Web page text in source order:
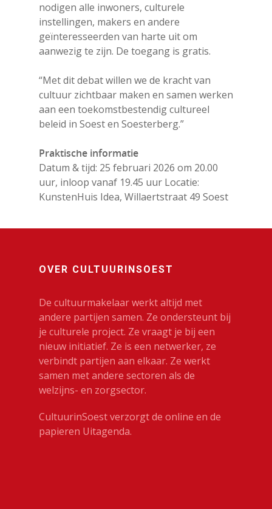
nodigen alle inwoners, culturele
instellingen, makers en andere
geïnteresseerden van harte uit om
aanwezig te zijn. De toegang is gratis.
“Met dit debat willen we de kracht van
cultuur zichtbaar maken en samen werken
aan een toekomstbestendig cultureel
beleid in Soest en Soesterberg.”
Praktische informatie
Datum & tijd: 25 februari 2026 om 20.00
uur, inloop vanaf 19.45 uur Locatie:
KunstenHuis Idea, Willaertstraat 49 Soest
OVER CULTUURINSOEST
De cultuurmakelaar werkt altijd met
andere partijen samen. Ze ondersteunt bij
je culturele project. Ze vraagt je bij een
nieuw initiatief. Ze is een netwerker, ze
verbindt partijen aan elkaar. Ze werkt
samen met andere sectoren als de
welzijns- en zorgsector.
CultuurinSoest verzorgt de online en de
papieren Uitagenda.
Agenda
Bekijk de agenda
Agenda pdf
Nieuwsbrief
en
Cultureel Café
Kies je kunst
ruimte
Kunst Natuur Welzijn
Wie zijn wij
Zien en
Beeldend
Bibliotheek
Cultureel erfgoed
Dans
Festivals &
Film & Podia
Galerie
Media